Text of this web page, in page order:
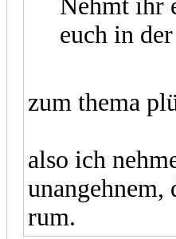
Nehmt ihr
euch in
zum thema
also ich
unangehnem,
rum.